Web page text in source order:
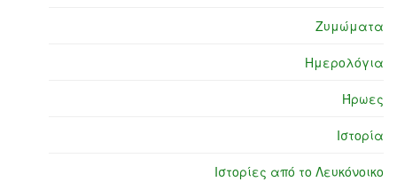
Ζυμώματα
Ημερολόγια
Ήρωες
Ιστορία
Ιστορίες από το Λευκόνοικο